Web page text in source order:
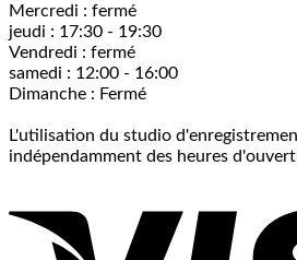
Mercredi : fermé
jeudi : 17:30 - 19:30
Vendredi : fermé
samedi : 12:00 - 16:00
Dimanche : Fermé
L'utilisation du studio
indépendamment des heures